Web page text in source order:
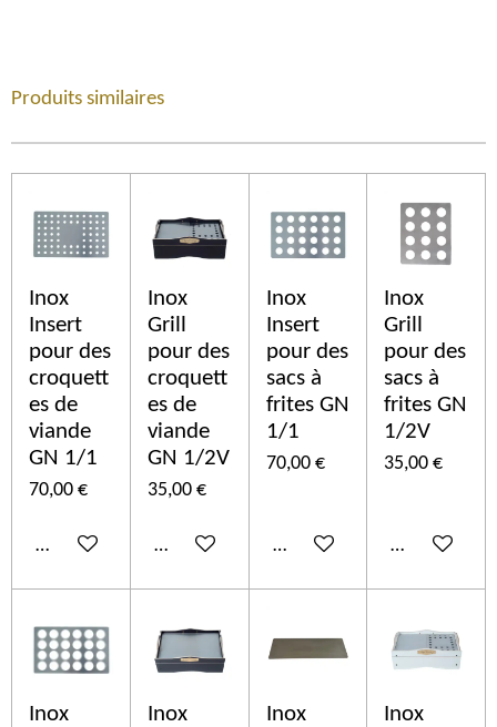
Produits similaires
Inox
Insert
pour des
croquett
es de
viande
GN 1/1
70,00 €
In den Warenkorb
Inox
Grill
pour des
croquett
es de
viande
GN 1/2V
35,00 €
In den Warenkorb
Inox
Insert
pour des
sacs à
frites GN
1/1
70,00 €
In den Warenkorb
Inox
Grill
pour des
sacs à
frites GN
1/2V
35,00 €
In den
Inox
Inox
Inox
Inox